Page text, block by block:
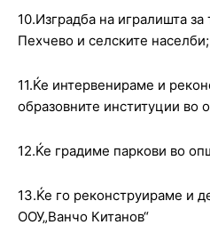
10.Изградба на игралишта
Пехчево и селските населби;
11.Ќе интервенираме и
образовните институции во
12.Ќе градиме паркови во
13.Ќе го реконструираме и
ООУ„Ванчо Китанов“